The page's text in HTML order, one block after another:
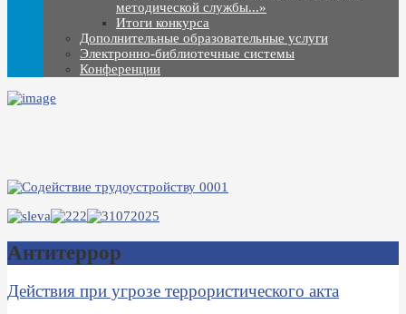
методической службы...»
Итоги конкурса
Дополнительные образовательные услуги
Электронно-библиотечные системы
Конференции
Антитеррор
Действия при угрозе террористического акта